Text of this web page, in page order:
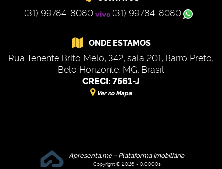
(31) 99784-8080 (31) 99784-8080
ONDE ESTAMOS
Rua Tenente Brito Melo, 342, sala 201, Barro Preto,
Belo Horizonte, MG, Brasil
CRECI: 7561-J
Ver no Mapa
Apresenta.me ~ Plataforma Imobiliária
Copyright © 2026 ~ 0.0000s